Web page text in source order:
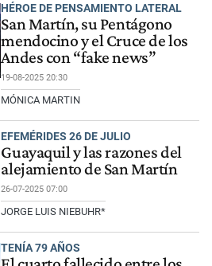
HÉROE DE PENSAMIENTO LATERAL
San Martín, su Pentágono
mendocino y el Cruce de los
Andes con “fake news”
19-08-2025 20:30
MÓNICA MARTIN
EFEMÉRIDES 26 DE JULIO
Guayaquil y las razones del
alejamiento de San Martín
26-07-2025 07:00
JORGE LUIS NIEBUHR*
TENÍA 79 AÑOS